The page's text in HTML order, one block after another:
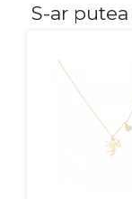
Cu pietre
Diamante
S-ar